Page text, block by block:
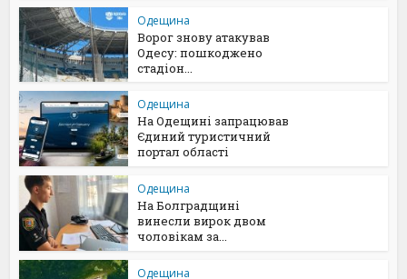
Одещина
Ворог знову атакував
Одесу: пошкоджено
стадіон...
Одещина
На Одещині запрацював
Єдиний туристичний
портал області
Одещина
На Болградщині
винесли вирок двом
чоловікам за...
Одещина